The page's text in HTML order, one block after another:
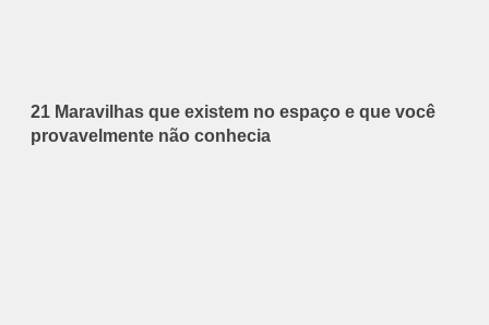
21 Maravilhas que existem no espaço e que você
provavelmente não conhecia